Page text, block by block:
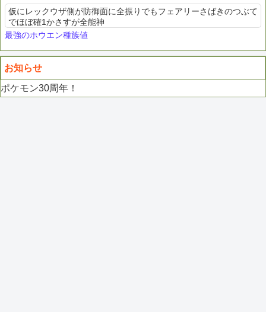
仮にレックウザ側が防御面に全振りでもフェアリーさばきのつぶて
でほぼ確1かさすが全能神
最強のホウエン種族値
お知らせ
ポケモン30周年！